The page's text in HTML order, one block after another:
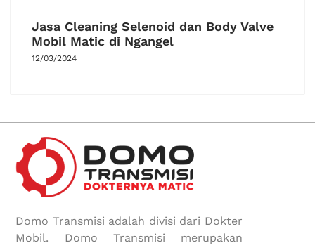
Jasa Cleaning Selenoid dan Body Valve
Mobil Matic di Ngangel
12/03/2024
Domo Transmisi adalah divisi dari Dokter
Mobil. Domo Transmisi merupakan